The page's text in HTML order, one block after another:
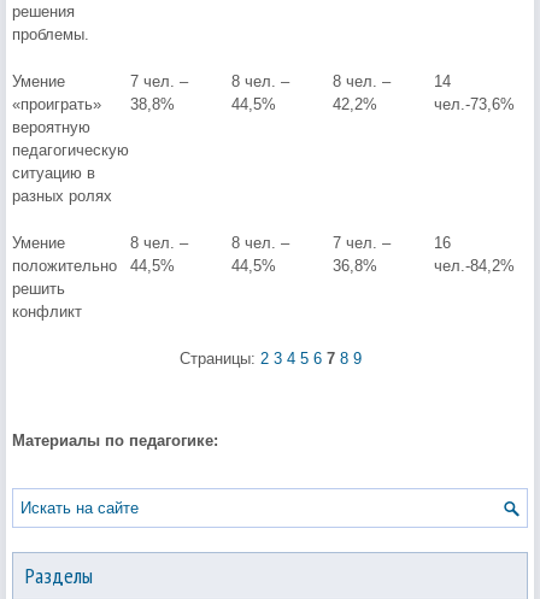
решения
проблемы.
Умение
«проиграть»
вероятную
педагогическую
ситуацию в
разных ролях
7 чел. –
38,8%
8 чел. –
44,5%
8 чел. –
42,2%
14
чел.-73,6%
Умение
положительно
решить
конфликт
8 чел. –
44,5%
8 чел. –
44,5%
7 чел. –
36,8%
16
чел.-84,2%
Страницы: 2 3 4 5 6 7 8 9
Материалы по педагогике:
Разделы